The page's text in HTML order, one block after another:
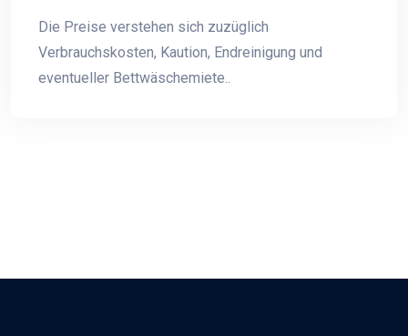
Die Preise verstehen sich zuzüglich
Verbrauchskosten, Kaution, Endreinigung und
eventueller Bettwäschemiete..